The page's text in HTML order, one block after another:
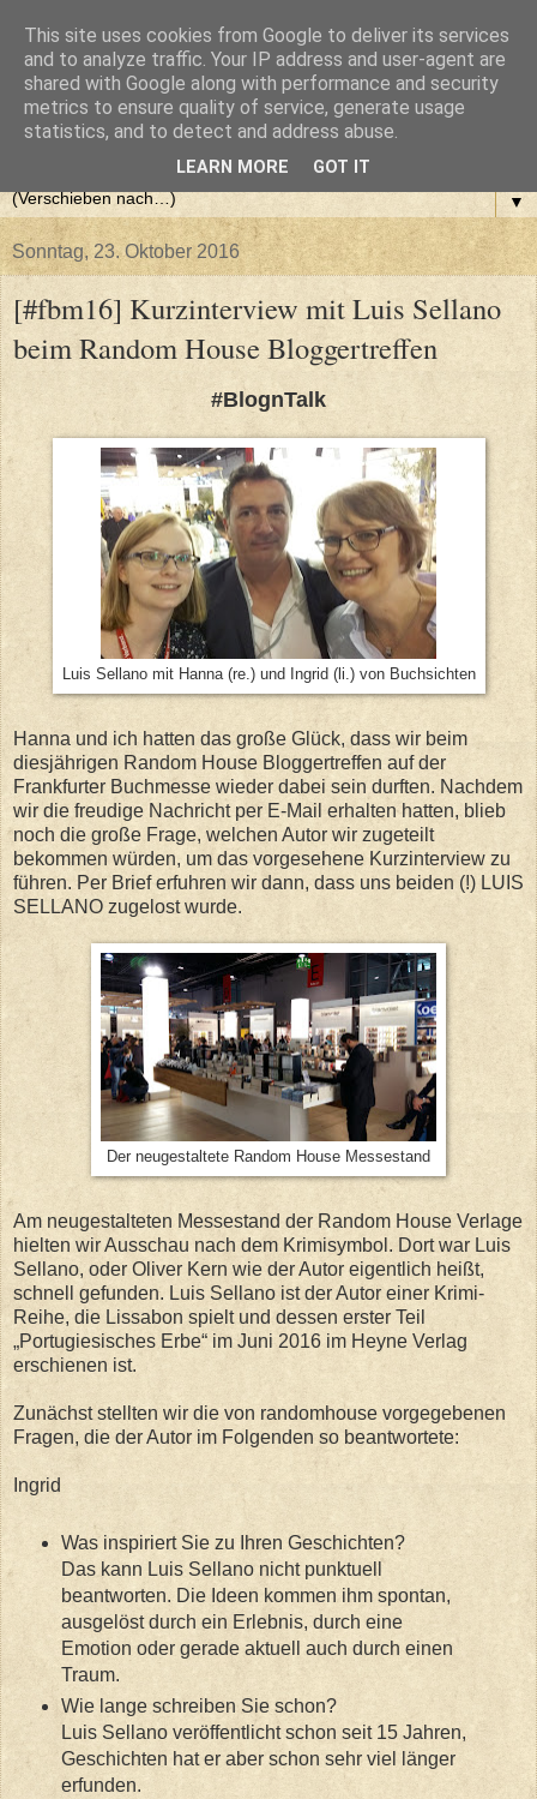
▼
Sonntag, 23. Oktober 2016
[#fbm16] Kurzinterview mit Luis Sellano
beim Random House Bloggertreffen
#BlognTalk
Luis Sellano mit Hanna (re.) und Ingrid (li.) von Buchsichten
Hanna und ich hatten das große Glück, dass wir beim
diesjährigen Random House Bloggertreffen auf der
Frankfurter Buchmesse wieder dabei sein durften. Nachdem
wir die freudige Nachricht per E-Mail erhalten hatten, blieb
noch die große Frage, welchen Autor wir zugeteilt
bekommen würden, um das vorgesehene Kurzinterview zu
führen. Per Brief erfuhren wir dann, dass uns beiden (!) LUIS
SELLANO zugelost wurde.
Der neugestaltete Random House Messestand
Am neugestalteten Messestand der Random House Verlage
hielten wir Ausschau nach dem Krimisymbol. Dort war Luis
Sellano, oder Oliver Kern wie der Autor eigentlich heißt,
schnell gefunden. Luis Sellano ist der Autor einer Krimi-
Reihe, die Lissabon spielt und dessen erster Teil
„Portugiesisches Erbe“ im Juni 2016 im Heyne Verlag
erschienen ist.
Zunächst stellten wir die von randomhouse vorgegebenen
Fragen, die der Autor im Folgenden so beantwortete:
Ingrid
Was inspiriert Sie zu Ihren Geschichten?
Das kann Luis Sellano nicht punktuell
beantworten. Die Ideen kommen ihm spontan,
ausgelöst durch ein Erlebnis, durch eine
Emotion oder gerade aktuell auch durch einen
Traum.
Wie lange schreiben Sie schon?
Luis Sellano veröffentlicht schon seit 15 Jahren,
Geschichten hat er aber schon sehr viel länger
erfunden.
This site uses cookies from Google to deliver its services
and to analyze traffic. Your IP address and user-agent are
shared with Google along with performance and security
metrics to ensure quality of service, generate usage
statistics, and to detect and address abuse.
LEARN MORE GOT IT